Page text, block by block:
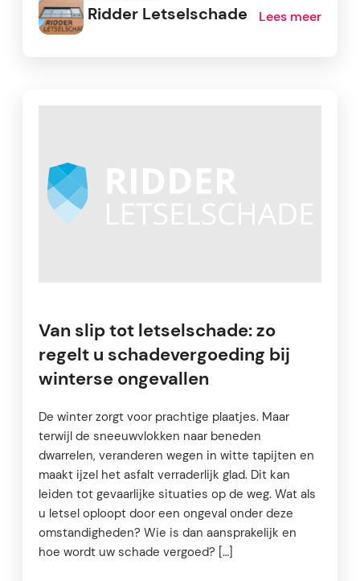
Ridder Letselschade Lees meer
Van slip tot letselschade: zo
regelt u schadevergoeding bij
winterse ongevallen
De winter zorgt voor prachtige plaatjes. Maar
terwijl de sneeuwvlokken naar beneden
dwarrelen, veranderen wegen in witte tapijten en
maakt ijzel het asfalt verraderlijk glad. Dit kan
leiden tot gevaarlijke situaties op de weg. Wat als
u letsel oploopt door een ongeval onder deze
omstandigheden? Wie is dan aansprakelijk en
hoe wordt uw schade vergoed? […]